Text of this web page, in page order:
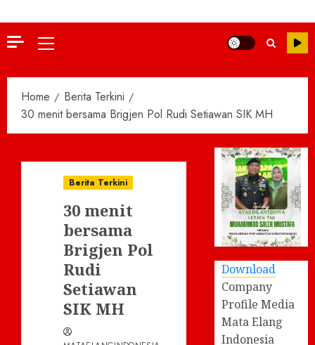
Primary
Home
Berita Terkini
30 menit bersama Brigjen Pol Rudi Setiawan SIK MH
Berita Terkini
30 menit
bersama
Brigjen Pol
Rudi
Setiawan
SIK MH
Download
Company
Profile Media
Mata Elang
Indonesia